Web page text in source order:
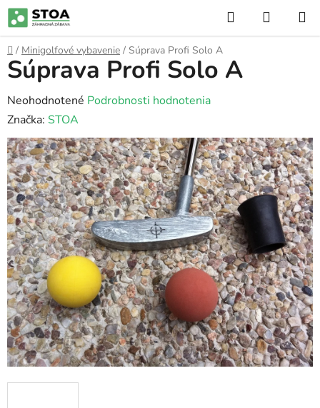
Prejsť
na
obsah
Hľadať
KOŠÍK
Domov
/ Minigolfové vybavenie / Súprava Profi Solo A
Súprava Profi Solo A
Priemerné
hodnotenie
produktu
je
0,0
z
5
hviezdičiek.
Neohodnotené Podrobnosti hodnotenia
Značka: STOA